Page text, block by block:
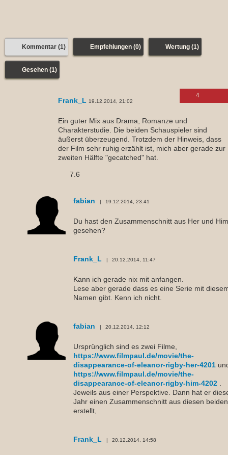
Kommentar (1) Empfehlungen (0) Wertung (1)
Gesehen (1)
Frank_L 19.12.2014, 21:02
Ein guter Mix aus Drama, Romanze und
Charakterstudie. Die beiden Schauspieler sind
äußerst überzeugend. Trotzdem der Hinweis, dass
der Film sehr ruhig erzählt ist, mich aber gerade zur
zweiten Hälfte "gecatched" hat.
7.6
fabian 19.12.2014, 23:41
Du hast den Zusammenschnitt aus Her und Him
gesehen?
Frank_L 20.12.2014, 11:47
Kann ich gerade nix mit anfangen.
Lese aber gerade dass es eine Serie mit
Namen gibt. Kenn ich nicht.
fabian 20.12.2014, 12:12
Ursprünglich sind es zwei Filme,
https://www.filmpaul.de/movie/the-
disappearance-of-eleanor-rigby-her-4201
https://www.filmpaul.de/movie/the-
disappearance-of-eleanor-rigby-him-4202
Jeweils aus einer Perspektive. Dann hat er
Jahr einen Zusammenschnitt aus diesen beiden
erstellt,
Frank_L 20.12.2014, 14:58
4